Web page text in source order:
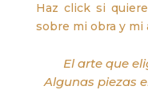
Haz click si
sobre mi obra y mi
El arte que
Algunas piezas